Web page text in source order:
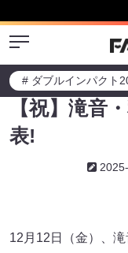
Menu
【祝】滝音
表!
12月12日（金）、